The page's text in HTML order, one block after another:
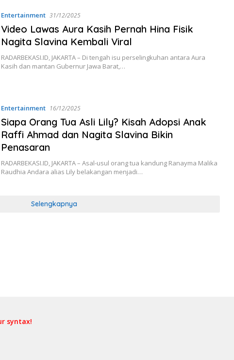
Entertainment 31/12/2025
Video Lawas Aura Kasih Pernah Hina Fisik
Nagita Slavina Kembali Viral
RADARBEKASI.ID, JAKARTA – Di tengah isu perselingkuhan antara Aura
Kasih dan mantan Gubernur Jawa Barat,…
Entertainment 16/12/2025
Siapa Orang Tua Asli Lily? Kisah Adopsi Anak
Raffi Ahmad dan Nagita Slavina Bikin
Penasaran
RADARBEKASI.ID, JAKARTA – Asal-usul orang tua kandung Ranayma Malika
Raudhia Andara alias Lily belakangan menjadi…
Selengkapnya
syntax!